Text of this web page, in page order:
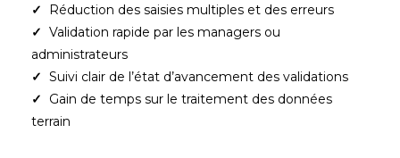
✓
Réduction des saisies multiples et des erreurs
✓ Validation rapide par les managers ou
administrateurs
✓ Suivi clair de l’état d’avancement des validations
✓
Gain de temps sur le traitement des données
terrain